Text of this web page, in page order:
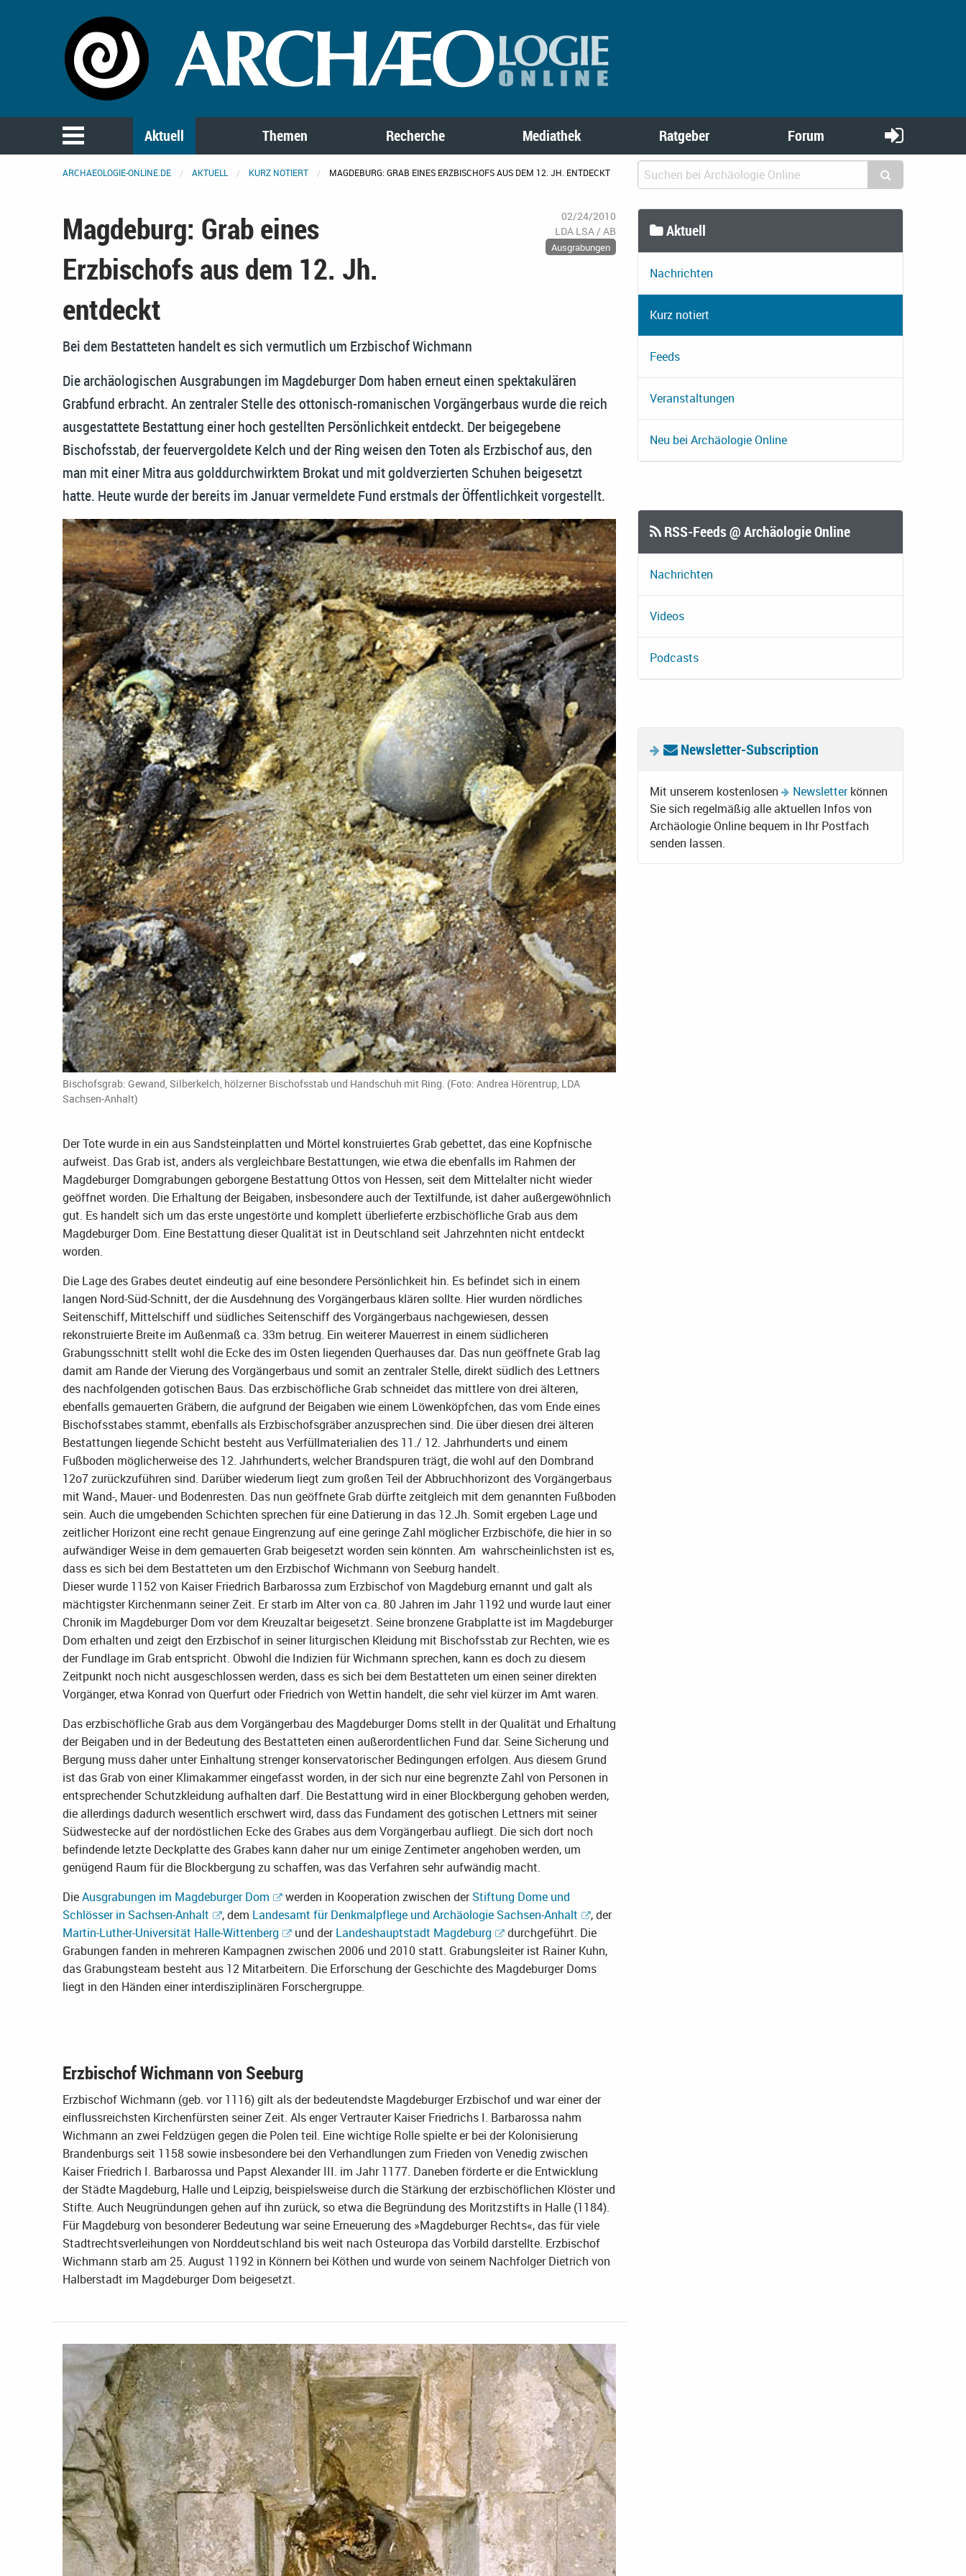
Aktuell Themen Recherche Mediathek Ratgeber Forum
ARCHAEOLOGIE-ONLINE.DE AKTUELL KURZ NOTIERT MAGDEBURG: GRAB EINES ERZBISCHOFS AUS DEM 12. JH. ENTDECKT
Magdeburg: Grab eines
Erzbischofs aus dem 12. Jh.
entdeckt
02/24/2010
LDA LSA / AB
Ausgrabungen
Bei dem Bestatteten handelt es sich vermutlich um Erzbischof Wichmann
Die archäologischen Ausgrabungen im Magdeburger Dom haben erneut einen spektakulären
Grabfund erbracht. An zentraler Stelle des ottonisch-romanischen Vorgängerbaus wurde die reich
ausgestattete Bestattung einer hoch gestellten Persönlichkeit entdeckt. Der beigegebene
Bischofsstab, der feuervergoldete Kelch und der Ring weisen den Toten als Erzbischof aus, den
man mit einer Mitra aus golddurchwirktem Brokat und mit goldverzierten Schuhen beigesetzt
hatte. Heute wurde der bereits im Januar vermeldete Fund erstmals der Öffentlichkeit vorgestellt.
Bischofsgrab: Gewand, Silberkelch, hölzerner Bischofsstab und Handschuh mit Ring. (Foto: Andrea Hörentrup, LDA
Sachsen-Anhalt)
Der Tote wurde in ein aus Sandsteinplatten und Mörtel konstruiertes Grab gebettet, das eine Kopfnische
aufweist. Das Grab ist, anders als vergleichbare Bestattungen, wie etwa die ebenfalls im Rahmen der
Magdeburger Domgrabungen geborgene Bestattung Ottos von Hessen, seit dem Mittelalter nicht wieder
geöffnet worden. Die Erhaltung der Beigaben, insbesondere auch der Textilfunde, ist daher außergewöhnlich
gut. Es handelt sich um das erste ungestörte und komplett überlieferte erzbischöfliche Grab aus dem
Magdeburger Dom. Eine Bestattung dieser Qualität ist in Deutschland seit Jahrzehnten nicht entdeckt
worden.
Die Lage des Grabes deutet eindeutig auf eine besondere Persönlichkeit hin. Es befindet sich in einem
langen Nord-Süd-Schnitt, der die Ausdehnung des Vorgängerbaus klären sollte. Hier wurden nördliches
Seitenschiff, Mittelschiff und südliches Seitenschiff des Vorgängerbaus nachgewiesen, dessen
rekonstruierte Breite im Außenmaß ca. 33m betrug. Ein weiterer Mauerrest in einem südlicheren
Grabungsschnitt stellt wohl die Ecke des im Osten liegenden Querhauses dar. Das nun geöffnete Grab lag
damit am Rande der Vierung des Vorgängerbaus und somit an zentraler Stelle, direkt südlich des Lettners
des nachfolgenden gotischen Baus. Das erzbischöfliche Grab schneidet das mittlere von drei älteren,
ebenfalls gemauerten Gräbern, die aufgrund der Beigaben wie einem Löwenköpfchen, das vom Ende eines
Bischofsstabes stammt, ebenfalls als Erzbischofsgräber anzusprechen sind. Die über diesen drei älteren
Bestattungen liegende Schicht besteht aus Verfüllmaterialien des 11./ 12. Jahrhunderts und einem
Fußboden möglicherweise des 12. Jahrhunderts, welcher Brandspuren trägt, die wohl auf den Dombrand
12o7 zurückzuführen sind. Darüber wiederum liegt zum großen Teil der Abbruchhorizont des Vorgängerbaus
mit Wand-, Mauer- und Bodenresten. Das nun geöffnete Grab dürfte zeitgleich mit dem genannten Fußboden
sein. Auch die umgebenden Schichten sprechen für eine Datierung in das 12.Jh. Somit ergeben Lage und
zeitlicher Horizont eine recht genaue Eingrenzung auf eine geringe Zahl möglicher Erzbischöfe, die hier in so
aufwändiger Weise in dem gemauerten Grab beigesetzt worden sein könnten. Am wahrscheinlichsten ist es,
dass es sich bei dem Bestatteten um den Erzbischof Wichmann von Seeburg handelt.
Dieser wurde 1152 von Kaiser Friedrich Barbarossa zum Erzbischof von Magdeburg ernannt und galt als
mächtigster Kirchenmann seiner Zeit. Er starb im Alter von ca. 80 Jahren im Jahr 1192 und wurde laut einer
Chronik im Magdeburger Dom vor dem Kreuzaltar beigesetzt. Seine bronzene Grabplatte ist im Magdeburger
Dom erhalten und zeigt den Erzbischof in seiner liturgischen Kleidung mit Bischofsstab zur Rechten, wie es
der Fundlage im Grab entspricht. Obwohl die Indizien für Wichmann sprechen, kann es doch zu diesem
Zeitpunkt noch nicht ausgeschlossen werden, dass es sich bei dem Bestatteten um einen seiner direkten
Vorgänger, etwa Konrad von Querfurt oder Friedrich von Wettin handelt, die sehr viel kürzer im Amt waren.
Das erzbischöfliche Grab aus dem Vorgängerbau des Magdeburger Doms stellt in der Qualität und Erhaltung
der Beigaben und in der Bedeutung des Bestatteten einen außerordentlichen Fund dar. Seine Sicherung und
Bergung muss daher unter Einhaltung strenger konservatorischer Bedingungen erfolgen. Aus diesem Grund
ist das Grab von einer Klimakammer eingefasst worden, in der sich nur eine begrenzte Zahl von Personen in
entsprechender Schutzkleidung aufhalten darf. Die Bestattung wird in einer Blockbergung gehoben werden,
die allerdings dadurch wesentlich erschwert wird, dass das Fundament des gotischen Lettners mit seiner
Südwestecke auf der nordöstlichen Ecke des Grabes aus dem Vorgängerbau aufliegt. Die sich dort noch
befindende letzte Deckplatte des Grabes kann daher nur um einige Zentimeter angehoben werden, um
genügend Raum für die Blockbergung zu schaffen, was das Verfahren sehr aufwändig macht.
DieAusgrabungen im Magdeburger Dom werden in Kooperation zwischen derStiftung Dome und
Schlösser in Sachsen-Anhalt
, dem Landesamt für Denkmalpflege und Archäologie Sachsen-Anhalt
, der
Martin-Luther-Universität Halle-Wittenberg
und derLandeshauptstadt Magdeburg
durchgeführt. Die
Grabungen fanden in mehreren Kampagnen zwischen 2006 und 2010 statt. Grabungsleiter ist Rainer Kuhn,
das Grabungsteam besteht aus 12 Mitarbeitern. Die Erforschung der Geschichte des Magdeburger Doms
liegt in den Händen einer interdisziplinären Forschergruppe.
Erzbischof Wichmann von Seeburg
Erzbischof Wichmann (geb. vor 1116) gilt als der bedeutendste Magdeburger Erzbischof und war einer der
einflussreichsten Kirchenfürsten seiner Zeit. Als enger Vertrauter Kaiser Friedrichs I. Barbarossa nahm
Wichmann an zwei Feldzügen gegen die Polen teil. Eine wichtige Rolle spielte er bei der Kolonisierung
Brandenburgs seit 1158 sowie insbesondere bei den Verhandlungen zum Frieden von Venedig zwischen
Kaiser Friedrich I. Barbarossa und Papst Alexander III. im Jahr 1177. Daneben förderte er die Entwicklung
der Städte Magdeburg, Halle und Leipzig, beispielsweise durch die Stärkung der erzbischöflichen Klöster und
Stifte. Auch Neugründungen gehen auf ihn zurück, so etwa die Begründung des Moritzstifts in Halle (1184).
Für Magdeburg von besonderer Bedeutung war seine Erneuerung des »Magdeburger Rechts«, das für viele
Stadtrechtsverleihungen von Norddeutschland bis weit nach Osteuropa das Vorbild darstellte. Erzbischof
Wichmann starb am 25. August 1192 in Könnern bei Köthen und wurde von seinem Nachfolger Dietrich von
Halberstadt im Magdeburger Dom beigesetzt.
Aktuell
Nachrichten
Kurz notiert
Feeds
Veranstaltungen
Neu bei Archäologie Online
RSS-Feeds @ Archäologie Online
Nachrichten
Videos
Podcasts
Newsletter-Subscription
Mit unserem kostenlosen Newsletterkönnen
Sie sich regelmäßig alle aktuellen Infos von
Archäologie Online bequem in Ihr Postfach
senden lassen.